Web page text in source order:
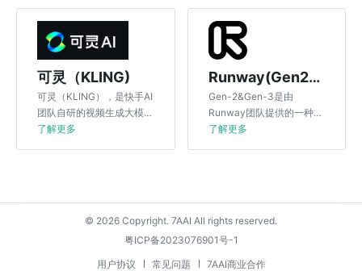
要输入几个描述性的提示
词，万兴爱画便会自动处理
生成图片和插画。
可灵（KLING)
可灵（KLING），是快手AI
团队自研的视频生成大模
型。
了解更多
Runway(Gen2&Gen3)
Gen-2&Gen-3是由
Runway团队提供的一种先
进的AI视频生成系统。它能
了解更多
© 2026 Copyright. 7AAI All rights reserved.
粤ICP备2023076901号-1
用户协议
常见问题 7AAI商业合作